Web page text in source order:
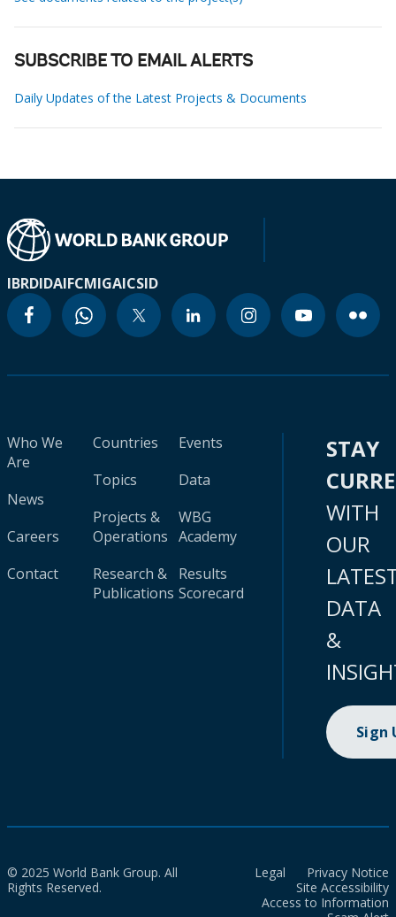
SUBSCRIBE TO EMAIL ALERTS
Daily Updates of the Latest Projects & Documents
IBRDIDAIFCMIGAICSID
Who We
Are
News
Careers
Contact
Countries
Topics
Projects &
Operations
Research &
Publications
Events
Data
WBG
Academy
Results
Scorecard
STAY
WITH
OUR
DATA
&
Sign
© 2025 World Bank Group. All
Rights Reserved.
Legal
Privacy Notice
Site Accessibility
Access to Information